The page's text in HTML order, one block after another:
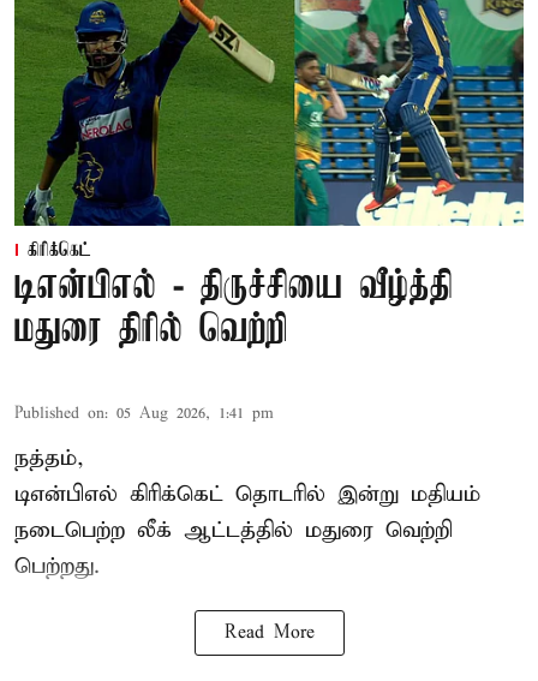
கிரிக்கெட்
டிஎன்பிஎல் - திருச்சியை வீழ்த்தி
மதுரை திரில் வெற்றி
Published on: 05 Aug 2026, 1:41 pm
நத்தம்,
டிஎன்பிஎல் கிரிக்கெட் தொடரில் இன்று மதியம்
நடைபெற்ற லீக் ஆட்டத்தில் மதுரை வெற்றி
பெற்றது.
Read More